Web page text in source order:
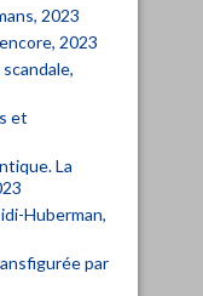
2023
2023
et
La
Huberman,
par